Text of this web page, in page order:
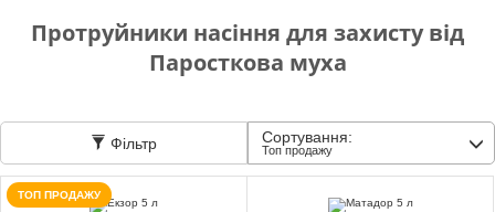
Щоденник
Доставка
Відгуки
Протруйники насіння для захисту від
Паросткова муха
Фільтр Сортування:
Топ продажу
ТОП ПРОДАЖУ